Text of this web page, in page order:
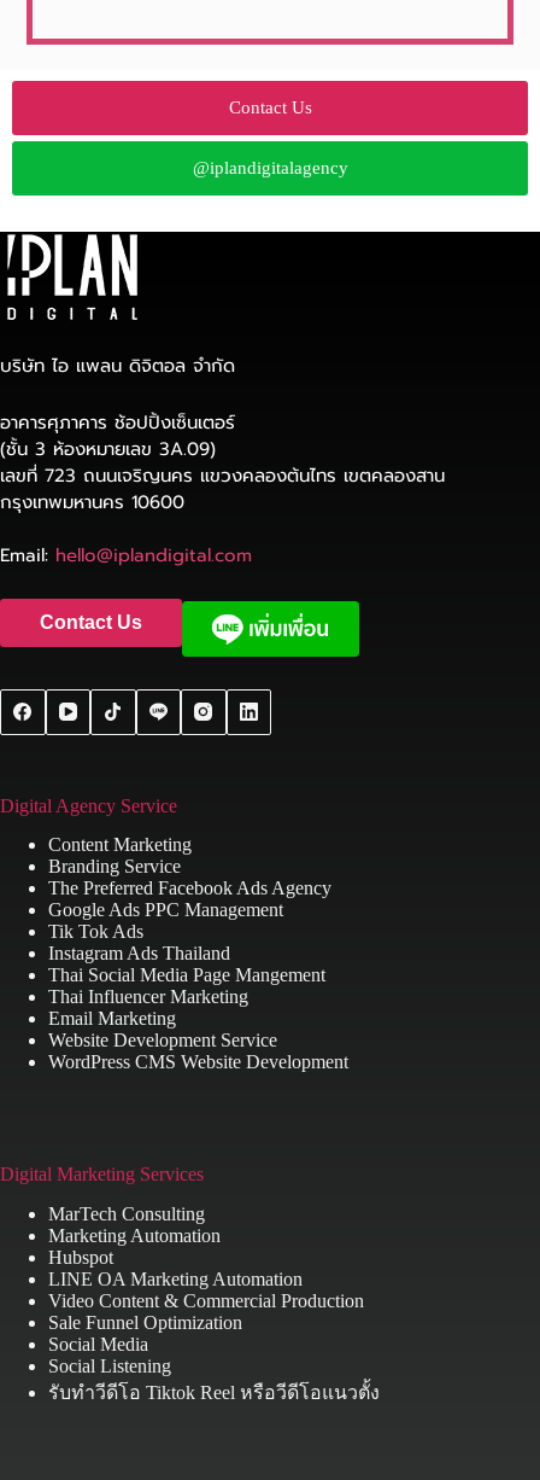
Contact Us
@iplandigitalagency
บริษัท ไอ แพลน ดิจิตอล จำกัด
อาคารศุภาคาร ช้อปปิ้งเซ็นเตอร์
(ชั้น 3 ห้องหมายเลข 3A.09)
เลขที่ 723 ถนนเจริญนคร แขวงคลองต้นไทร เขตคลองสาน
กรุงเทพมหานคร 10600
Email: hello@iplandigital.com
Contact Us
Digital Agency Service
Content Marketing
Branding Service
The Preferred Facebook Ads Agency
Google Ads PPC Management
Tik Tok Ads
Instagram Ads Thailand
Thai Social Media Page Mangement
Thai Influencer Marketing
Email Marketing
Website Development Service
WordPress CMS Website Development
Digital Marketing Services
MarTech Consulting
Marketing Automation
Hubspot
LINE OA Marketing Automation
Video Content & Commercial Production
Sale Funnel Optimization
Social Media
Social Listening
รับทำวีดีโอ Tiktok Reel หรือวีดีโอแนวตั้ง